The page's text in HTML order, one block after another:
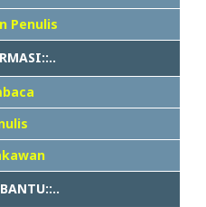
Penulis